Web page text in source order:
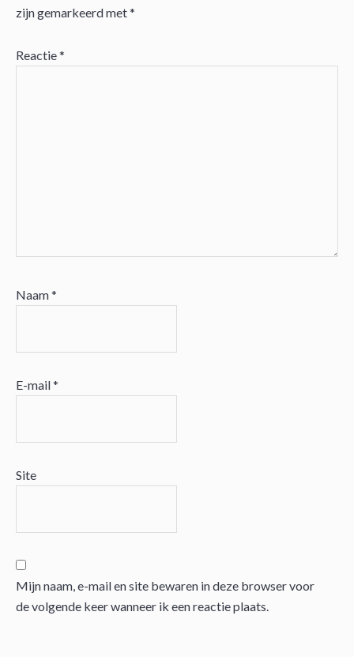
zijn gemarkeerd met*
Reactie*
Naam*
E-mail*
Site
Mijn naam, e-mail en site bewaren in deze browser voor
de volgende keer wanneer ik een reactie plaats.